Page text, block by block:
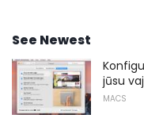
See Newest
jūsu
MACS